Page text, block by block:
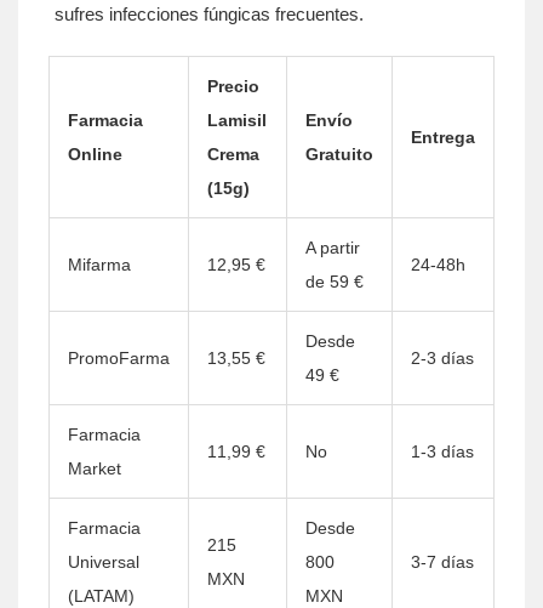
sufres infecciones fúngicas frecuentes.
Farmacia
Online
Precio
Lamisil
Crema
(15g)
Envío
Gratuito
Entrega
Mifarma 12,95 €
A partir
de 59 €
24-48h
PromoFarma 13,55 €
Desde
49 €
2-3 días
Farmacia
Market
11,99 € No 1-3 días
Farmacia
Universal
(LATAM)
215
MXN
Desde
800
MXN
3-7 días